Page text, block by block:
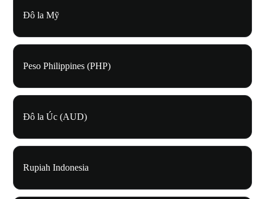
Đô la Mỹ
Peso Philippines (PHP)
Đô la Úc (AUD)
Rupiah Indonesia